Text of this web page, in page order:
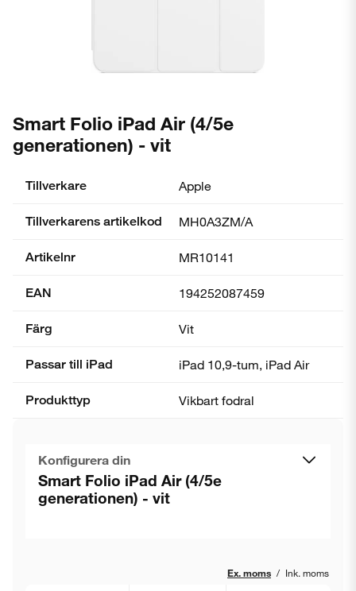
Smart Folio iPad Air (4/5e
generationen) - vit
Tillverkare Apple
Tillverkarens artikelkod MH0A3ZM/A
Artikelnr MR10141
EAN 194252087459
Färg Vit
Passar till iPad iPad 10,9-tum, iPad Air
Produkttyp Vikbart fodral
Konfigurera din
Smart Folio iPad Air (4/5e
generationen) - vit
Ex. moms / Ink. moms